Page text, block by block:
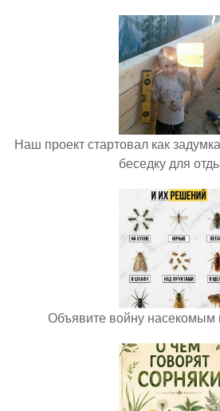
Наш проект стартовал как
беседку для
Объявите войну насекомым